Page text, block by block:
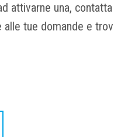
attivarne una, contatta
tue domande e